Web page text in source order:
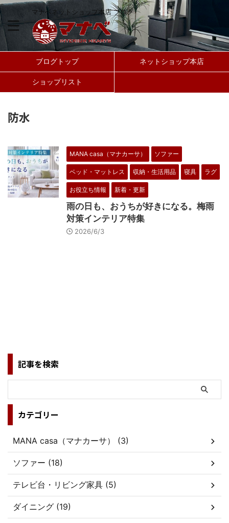
マナベネットショップ本店 ブログ
ブログトップ ネットショップ本店
ショップリスト
防水
MANA casa（マナカーサ） ソファー
ベッド・マットレス 収納・生活用品 寝具 ラグ
お役立ち情報 新着・更新
雨の日も、おうちが好きになる。梅雨
対策インテリア特集
2026/6/3
記事を検索
カテゴリー
MANA casa（マナカーサ） (3)
ソファー (18)
テレビ台・リビング家具 (5)
ダイニング (19)